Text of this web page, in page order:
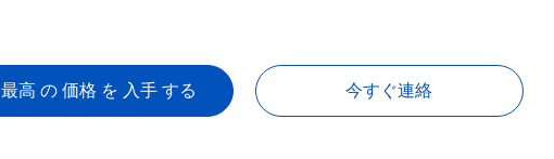
最高 の 価格 を 入手 する 今すぐ連絡